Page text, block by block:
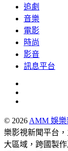
追劇
音樂
電影
時尚
影音
訊息平台
© 2026 AMM 娛樂
樂影視新聞平台
大區域，跨國製